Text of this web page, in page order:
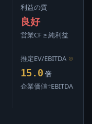
利益の質
良好
営業CF ≥ 純利益
推定EV/EBITDA ⊙
15.0 倍
企業価値÷EBITDA